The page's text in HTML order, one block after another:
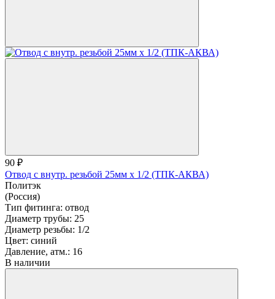
90 ₽
Отвод с внутр. резьбой 25мм х 1/2 (ТПК-АКВА)
Политэк
(Россия)
Тип фитинга: отвод
Диаметр трубы: 25
Диаметр резьбы: 1/2
Цвет: синий
Давление, атм.: 16
В наличии